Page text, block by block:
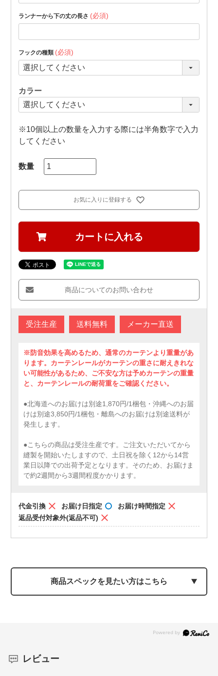
ランナーから下の丈の長さ (必須)
フックの種類 (必須)
カラー
※10個以上の数量を入力する際には半角数字で入力
してください
お気に入りに登録する
カートに入れる
商品についてのお問い合わせ
受注生産 送料無料 メーカー直送
※防音効果を高めるため、通常のカーテンより重量があ
ります。カーテンレールがカーテンの重さに耐えきれな
い可能性があるため、ご不安な方は予めカーテンの重量
と、カーテンレールの耐荷重をご確認ください。
●北海道へのお届けは別途1,870円/1梱包・沖縄へのお届
けは別途3,850円/1梱包・離島へのお届けは別途送料が
発生します。
●こちらの商品は受注生産です。ご注文いただいてから
縫製を開始いたしますので、土日祝を除く12から14営
業日以降での出荷予定となります。そのため、お届けま
で約2週間から3週間程度かかります。
代金引換 お届け日指定
お届け時間指定
返品受付対象外(返品不可)
商品スペックを見たい方はこちら
レビュー